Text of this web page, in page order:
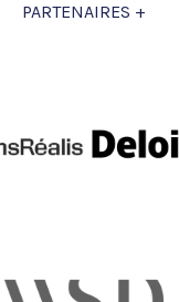
PARTENAIRES +